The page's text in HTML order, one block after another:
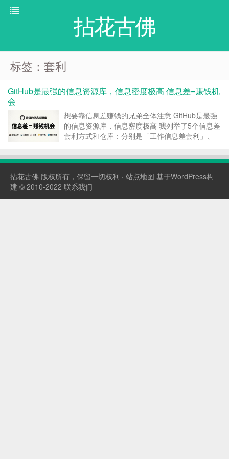
拈花古佛
标签：套利
GitHub是最强的信息资源库，信息密度极高 信息差=赚钱机
会
想要靠信息差赚钱的兄弟全体注意 GitHub是最强
的信息资源库，信息密度极高 我列举了5个信息差
套利方式和仓库：分别是「工作信息差套利」、
「薅羊毛信息差套利」、「媒体信息差套利」 1、
拈花古佛 版权所有，保留一切权利 · 站点地图 基于WordPress构
建 © 2010-2022 联系我们